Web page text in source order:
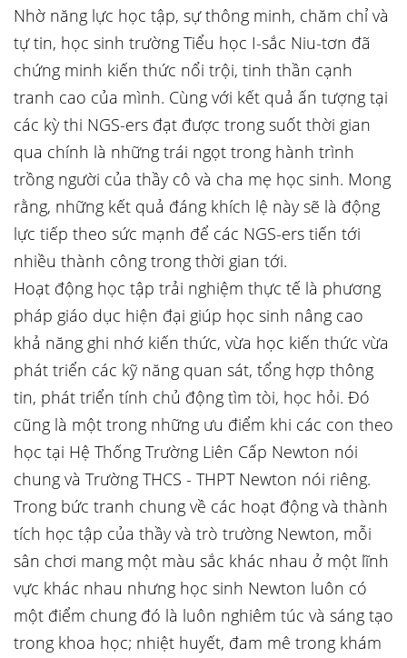
Nhờ năng lực học tập, sự thông minh, chăm chỉ và
tự tin, học sinh trường Tiểu học I-sắc Niu-tơn đã
chứng minh kiến thức nổi trội, tinh thần cạnh
tranh cao của mình. Cùng với kết quả ấn tượng tại
các kỳ thi NGS-ers đạt được trong suốt thời gian
qua chính là những trái ngọt trong hành trình
trồng người của thầy cô và cha mẹ học sinh. Mong
rằng, những kết quả đáng khích lệ này sẽ là động
lực tiếp theo sức mạnh để các NGS-ers tiến tới
nhiều thành công trong thời gian tới.
Hoạt động học tập trải nghiệm thực tế là phương
pháp giáo dục hiện đại giúp học sinh nâng cao
khả năng ghi nhớ kiến thức, vừa học kiến thức vừa
phát triển các kỹ năng quan sát, tổng hợp thông
tin, phát triển tính chủ động tìm tòi, học hỏi. Đó
cũng là một trong những ưu điểm khi các con theo
học tại Hệ Thống Trường Liên Cấp Newton nói
chung và Trường THCS - THPT Newton nói riêng.
Trong bức tranh chung về các hoạt động và thành
tích học tập của thầy và trò trường Newton, mỗi
sân chơi mang một màu sắc khác nhau ở một lĩnh
vực khác nhau nhưng học sinh Newton luôn có
một điểm chung đó là luôn nghiêm túc và sáng tạo
trong khoa học; nhiệt huyết, đam mê trong khám